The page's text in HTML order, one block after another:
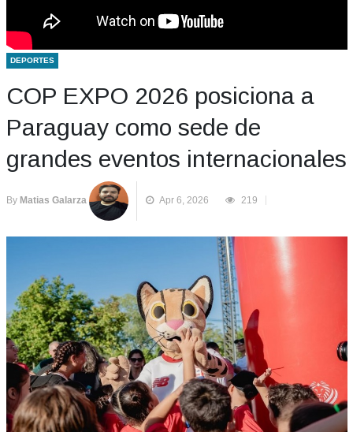
DEPORTES
COP EXPO 2026 posiciona a
Paraguay como sede de
grandes eventos internacionales
By Matias Galarza Apr 6, 2026 219